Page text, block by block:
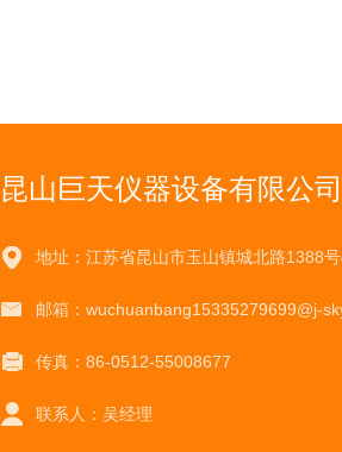
昆山巨天仪器设备有限公司
地址：江苏省昆山市玉山镇城北路1388
邮箱：wuchuanbang15335279699@j-
传真：86-0512-55008677
联系人：吴经理